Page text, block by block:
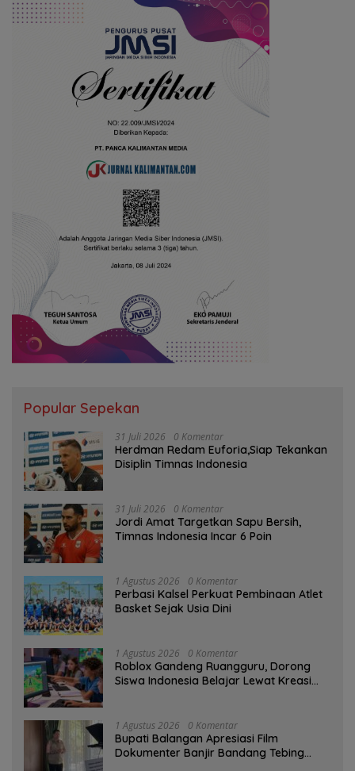
Popular Sepekan
31 Juli 2026 0 Komentar
Herdman Redam Euforia,Siap Tekankan
Disiplin Timnas Indonesia
31 Juli 2026 0 Komentar
Jordi Amat Targetkan Sapu Bersih,
Timnas Indonesia Incar 6 Poin
1 Agustus 2026 0 Komentar
Perbasi Kalsel Perkuat Pembinaan Atlet
Basket Sejak Usia Dini
1 Agustus 2026 0 Komentar
Roblox Gandeng Ruangguru, Dorong
Siswa Indonesia Belajar Lewat Kreasi
1 Agustus 2026 0 Komentar
Bupati Balangan Apresiasi Film
Dokumenter Banjir Bandang Tebing